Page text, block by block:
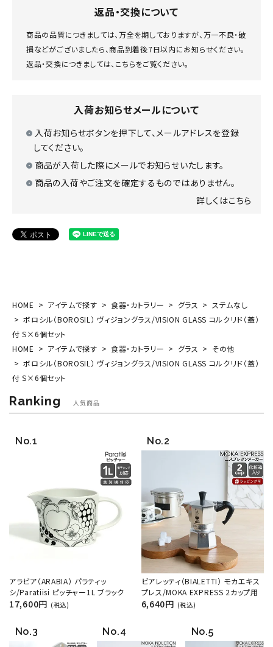
返品・交換について
商品の品質につきましては、万全を期しておりますが、万一不良・破
損などがございましたら、商品到着後7日以内にお知らせください。
返品・交換につきましては、 こちらをご覧ください。
入荷お知らせメールについて
入荷お知らせボタンを押下して、メールアドレスを登録
してください。
商品が入荷した際にメールでお知らせいたします。
商品の入荷やご注文を確定するものではありません。
詳しくはこちら
HOME アイテムで探す 食器・カトラリー グラス
ステムなし
ボロシル（BOROSIL） ヴィジョングラス/VISION GLASS コルクリド（蓋）
付 S×6個セット
HOME
アイテムで探す 食器・カトラリー グラス
その他
ボロシル（BOROSIL） ヴィジョングラス/VISION GLASS コルクリド（蓋）
付 S×6個セット
Ranking 人気商品
アラビア（ARABIA） パラティッ
シ/Paratiisi ピッチャー1L ブラック
17,600円 (税込)
ビアレッティ（BIALETTI） モカエキス
プレス/MOKA EXPRESS 2カップ用
6,640円 (税込)